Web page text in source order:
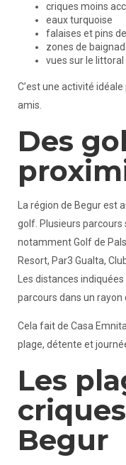
criques moins
eaux turquoise
falaises et pins
zones de
vues sur le littoral
C’est une activité
amis.
Des
La région de Begur est
golf. Plusieurs parcours
notamment Golf de
Resort, Par3 Gualta,
Les distances
parcours dans un rayon
Cela fait de Casa
plage, détente et
Les
Begur